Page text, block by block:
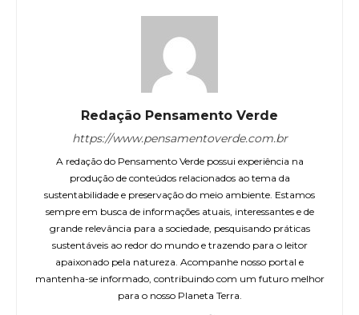
Redação Pensamento Verde
https://www.pensamentoverde.com.br
A redação do Pensamento Verde possui experiência na
produção de conteúdos relacionados ao tema da
sustentabilidade e preservação do meio ambiente. Estamos
sempre em busca de informações atuais, interessantes e de
grande relevância para a sociedade, pesquisando práticas
sustentáveis ao redor do mundo e trazendo para o leitor
apaixonado pela natureza. Acompanhe nosso portal e
mantenha-se informado, contribuindo com um futuro melhor
para o nosso Planeta Terra.